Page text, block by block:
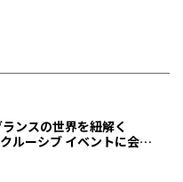
ンスの世界を紐解く
ルーシブ イベントに会員